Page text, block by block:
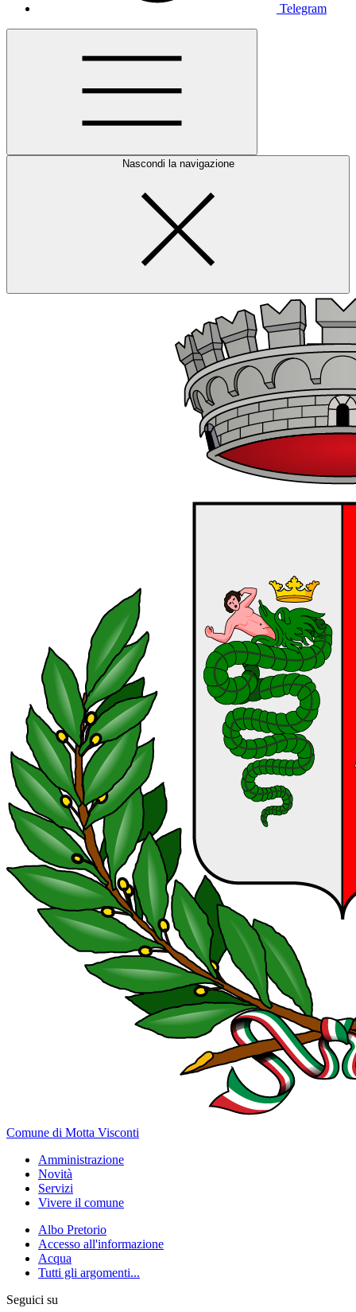
Telegram
Nascondi la navigazione
Comune di Motta Visconti
Amministrazione
Novità
Servizi
Vivere il comune
Albo Pretorio
Accesso all'informazione
Acqua
Tutti gli argomenti...
Seguici su